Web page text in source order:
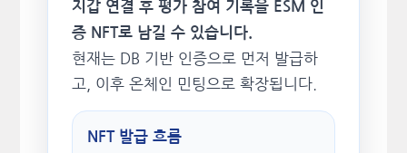
지갑 연결 후 평가 참여 기록을 ESM 인
증 NFT로 남길 수 있습니다.
현재는 DB 기반 인증으로 먼저 발급하
고, 이후 온체인 민팅으로 확장됩니다.
NFT 발급 흐름